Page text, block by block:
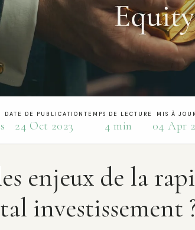
DATE DE PUBLICATION
24 Oct 2023
TEMPS DE LECTURE
4 min
MIS À
04 Apr
enjeux de la
investissement